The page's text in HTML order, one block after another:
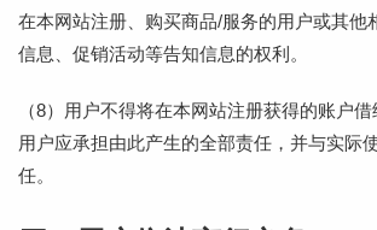
在本网站注册、购买商品/服务的用户或其他
信息、促销活动等告知信息的权利。
（8）用户不得将在本网站注册获得的账户
用户应承担由此产生的全部责任，并与实际
任。